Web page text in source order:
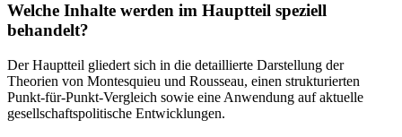
Welche Inhalte werden im Hauptteil speziell
behandelt?
Der Hauptteil gliedert sich in die detaillierte Darstellung der
Theorien von Montesquieu und Rousseau, einen strukturierten
Punkt-für-Punkt-Vergleich sowie eine Anwendung auf aktuelle
gesellschaftspolitische Entwicklungen.